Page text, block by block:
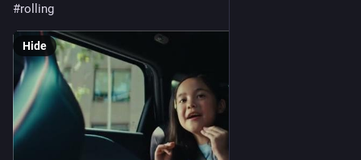
#rolling
Hide